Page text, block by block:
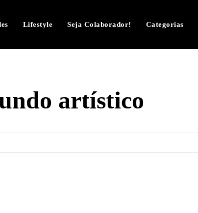
Lifestyle Seja Colaborador! Categorias
artístico